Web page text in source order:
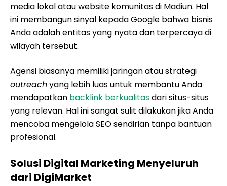
media lokal atau website komunitas di Madiun. Hal
ini membangun sinyal kepada Google bahwa bisnis
Anda adalah entitas yang nyata dan terpercaya di
wilayah tersebut.
Agensi biasanya memiliki jaringan atau strategi
outreachyang lebih luas untuk membantu Anda
mendapatkan backlink berkualitasdari situs-situs
yang relevan. Hal ini sangat sulit dilakukan jika Anda
mencoba mengelola SEO sendirian tanpa bantuan
profesional.
Solusi Digital Marketing Menyeluruh
dari DigiMarket